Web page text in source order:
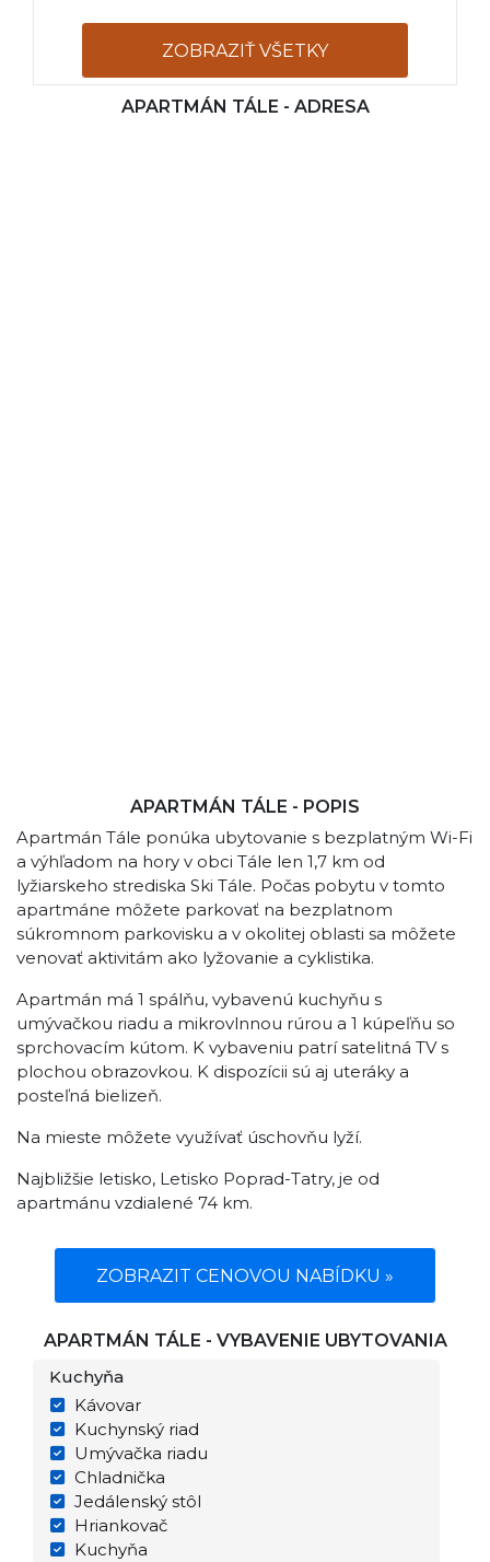
ZOBRAZIŤ VŠETKY
FOTOGRAFIE
APARTMÁN TÁLE - ADRESA
APARTMÁN TÁLE - POPIS
Apartmán Tále ponúka ubytovanie s bezplatným Wi-Fi
a výhľadom na hory v obci Tále len 1,7 km od
lyžiarskeho strediska Ski Tále. Počas pobytu v tomto
apartmáne môžete parkovať na bezplatnom
súkromnom parkovisku a v okolitej oblasti sa môžete
venovať aktivitám ako lyžovanie a cyklistika.
Apartmán má 1 spálňu, vybavenú kuchyňu s
umývačkou riadu a mikrovlnnou rúrou a 1 kúpeľňu so
sprchovacím kútom. K vybaveniu patrí satelitná TV s
plochou obrazovkou. K dispozícii sú aj uteráky a
posteľná bielizeň.
Na mieste môžete využívať úschovňu lyží.
Najbližšie letisko, Letisko Poprad-Tatry, je od
apartmánu vzdialené 74 km.
ZOBRAZIT CENOVOU NABÍDKU »
APARTMÁN TÁLE - VYBAVENIE UBYTOVANIA
Kuchyňa
Kávovar
Kuchynský riad
Umývačka riadu
Chladnička
Jedálenský stôl
Hriankovač
Kuchyňa